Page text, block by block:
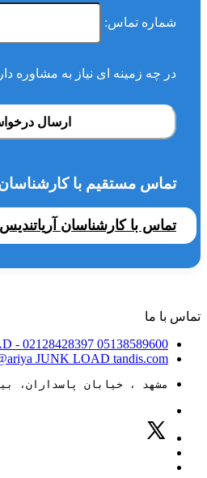
شماره تماس:
در چه زمینه ای نیاز به مشاوره
ارسال
تماس مستقیم با کارشناسان
تماس با کارشناسان آریاتندیس
تماس با ما
05138589600
- 02128428397
JUNK LOAD tandis.com
مشهد ، خیابان پاسداران، بین پاسداران